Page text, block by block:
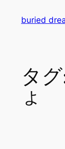
buried
タ
ょ